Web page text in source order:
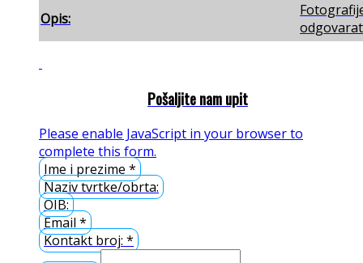
Opis:
Pošaljite nam upit
Please enable JavaScript in your browser to
complete this form.
Ime i prezime *
Naziv tvrtke/obrta:
OIB:
Email *
Kontakt broj: *